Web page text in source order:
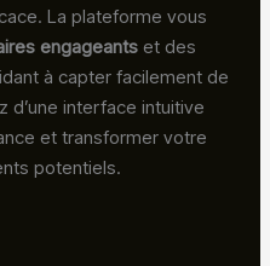
La plateforme vous
engageants et des
à capter facilement de
d’une interface intuitive
et transformer votre
potentiels.